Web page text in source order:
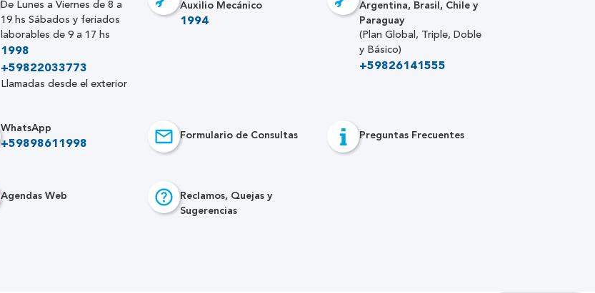
De Lunes a Viernes de 8 a
19 hs Sábados y feriados
laborables de 9 a 17 hs
1998
+59822033773
Llamadas desde el exterior
Auxilio Mecánico
1994
Argentina, Brasil, Chile y
Paraguay
(Plan Global, Triple, Doble
y Básico)
+59826141555
WhatsApp
+59898611998
Formulario de Consultas Preguntas Frecuentes
Agendas Web
Reclamos, Quejas y
Sugerencias